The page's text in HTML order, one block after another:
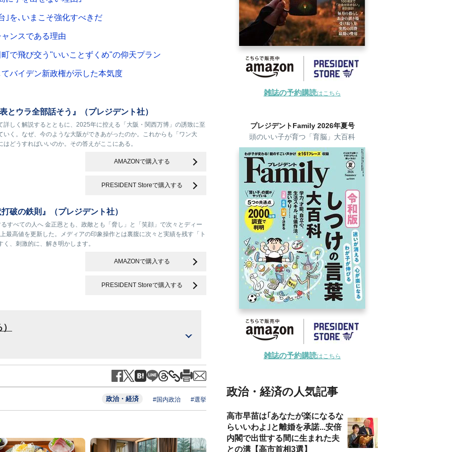
｣を､いまこそ強化すべきだ
ンスである理由
で飛び交う"いいことずくめ"の仰天プラン
バイデン新政権が示した本気度
とウラ全部話そう』（プレジデント社）
詳しく解説するとともに、2025年に控える「大阪・関西万博」の誘致に至
いく。なぜ、今のような大阪ができあがったのか。これからも「ワン大
どうすればいいのか。その答えがここにある。
AMAZONで購入する
PRESIDENT Storeで購入する
破の鉄則』（プレジデント社）
すべての人へ 金正恩とも、政敵とも「脅し」と「笑顔」で次々とディー
最高値を更新した。メディアの印象操作とは裏腹に次々と実績を残す「ト
、刺激的に、解き明かします。
AMAZONで購入する
PRESIDENT Storeで購入する
政治・経済 #国内政治 #選挙
雑誌の予約購読はこちら
プレジデントFamily 2026年夏号
頭のいい子が育つ「育脳」大百科
雑誌の予約購読はこちら
政治・経済の人気記事
高市早苗は｢あなたが楽になるな
らいいわよ｣と離婚を承諾...安倍
内閣で出世する間に生まれた夫
との溝【高市首相3選】